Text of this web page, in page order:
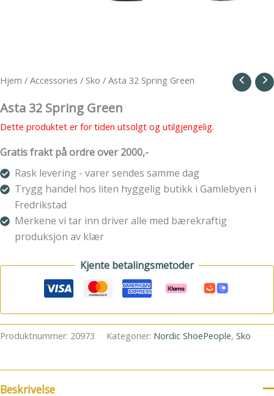
Hjem / Accessories / Sko / Asta 32 Spring Green
Asta 32 Spring Green
Dette produktet er for tiden utsolgt og utilgjengelig.
Gratis frakt på ordre over 2000,-
Rask levering - varer sendes samme dag
Trygg handel hos liten hyggelig butikk i Gamlebyen i
Fredrikstad
Merkene vi tar inn driver alle med bærekraftig
produksjon av klær
Kjente betalingsmetoder
Produktnummer: 20973 Kategorier: Nordic ShoePeople, Sko
Beskrivelse